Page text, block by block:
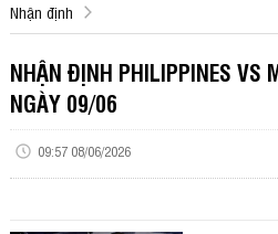
Nhận định
NHẬN ĐỊNH PHILIPPINES VS
NGÀY 09/06
09:57 08/06/2026